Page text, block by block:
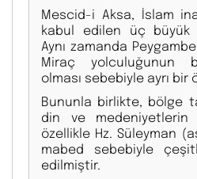
Mescid-i Aksa, İslam
kabul edilen üç büyük
Aynı zamanda
Miraç yolculuğunun
olması sebebiyle ayrı
Bununla birlikte, bölge
din ve medeniyetlerin
özellikle Hz. Süleyman
mabed sebebiyle
edilmiştir.